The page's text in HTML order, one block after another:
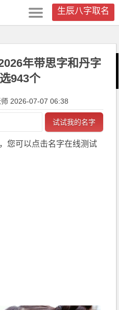
生辰八字取名
年带思字和丹字
943个
2026-07-07 06:38
试试我的名字
您可以点击名字在线测试